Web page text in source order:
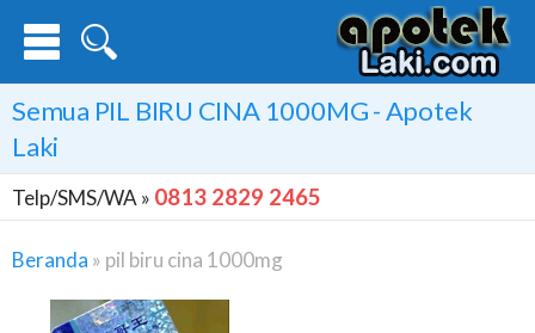
Semua PIL BIRU CINA 1000MG- Apotek
Laki
Telp/SMS/WA » 0813 2829 2465
Beranda » pil biru cina 1000mg